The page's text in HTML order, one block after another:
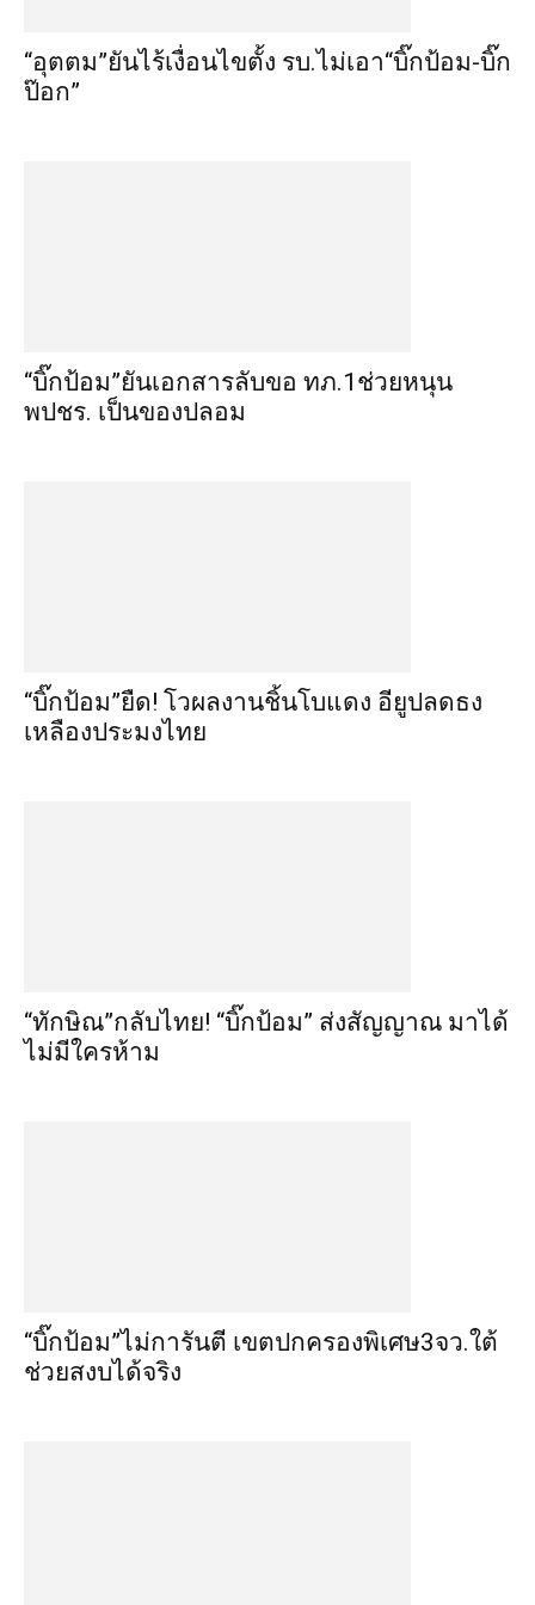
“อุตตม”ยันไร้เงื่อนไขตั้ง รบ.ไม่เอา“บิ๊กป้อม-บิ๊ก
ป๊อก”
“บิ๊กป้อม”ยันเอกสารลับขอ ทภ.1ช่วยหนุน
พปชร. เป็นของปลอม
“บิ๊กป้อม”ยืด! โวผลงานชิ้นโบแดง อียูปลดธง
เหลืองประมงไทย
“ทักษิณ”กลับไทย! “บิ๊กป้อม” ส่งสัญญาณ มาได้
ไม่มีใครห้าม
“บิ๊กป้อม”ไม่การันตี เขตปกครองพิเศษ3จว.ใต้
ช่วยสงบได้จริง